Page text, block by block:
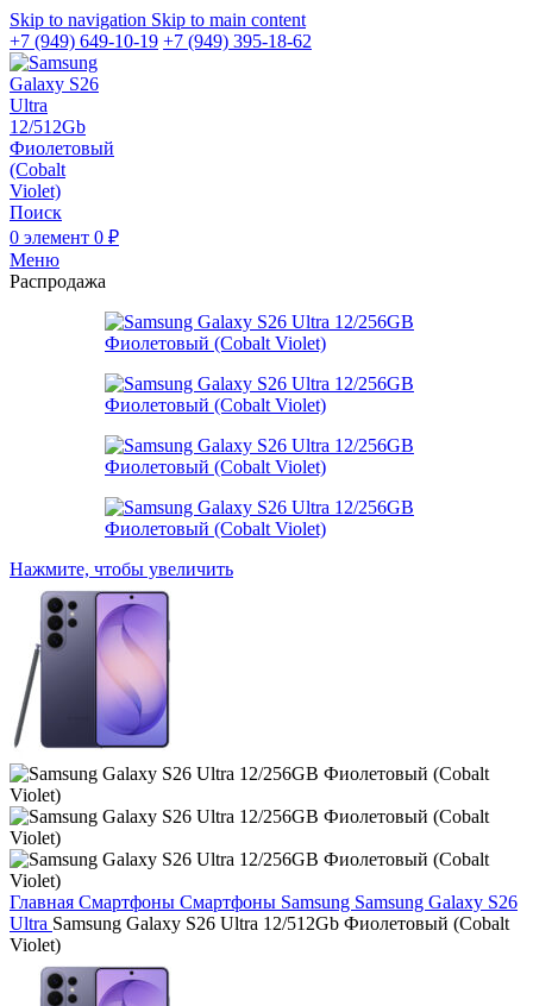
Skip to navigation Skip to main content
+7 (949) 649-10-19 +7 (949) 395-18-62
Поиск
0 элемент 0 ₽
Меню
Распродажа
Нажмите, чтобы увеличить
Главная Смартфоны Смартфоны Samsung Samsung Galaxy S26
Ultra Samsung Galaxy S26 Ultra 12/512Gb Фиолетовый (Cobalt
Violet)